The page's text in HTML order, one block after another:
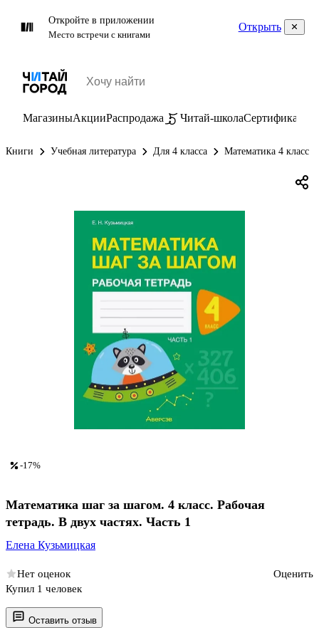
Откройте в приложении
Место встречи с книгами
Открыть
МагазиныАкцииРаспродажа Читай-школаСертификаты
Книги Учебная литература Для 4 класса Математика 4 класс
Оставить отзыв
-17%
Математика шаг за шагом. 4 класс. Рабочая
тетрадь. В двух частях. Часть 1
Елена Кузьмицкая
Нет оценок
Оценить
Купил 1 человек